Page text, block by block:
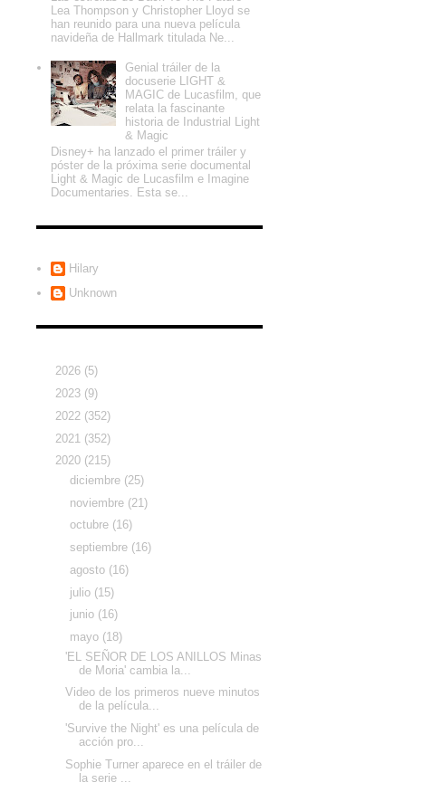
Lea Thompson y Christopher Lloyd se
han reunido para una nueva película
navideña de Hallmark titulada Ne...
Genial tráiler de la
docuserie LIGHT &
MAGIC de Lucasfilm, que
relata la fascinante
historia de Industrial Light
& Magic
Disney+ ha lanzado el primer tráiler y
póster de la próxima serie documental
Light & Magic de Lucasfilm e Imagine
Documentaries. Esta se...
Hilary
Unknown
2026 (5)
2023 (9)
2022 (352)
2021 (352)
2020 (215)
diciembre (25)
noviembre (21)
octubre (16)
septiembre (16)
agosto (16)
julio (15)
junio (16)
mayo (18)
'EL SEÑOR DE LOS ANILLOS Minas
de Moria' cambia la...
Video de los primeros nueve minutos
de la película...
'Survive the Night' es una película de
acción pro...
Sophie Turner aparece en el tráiler de
la serie ...